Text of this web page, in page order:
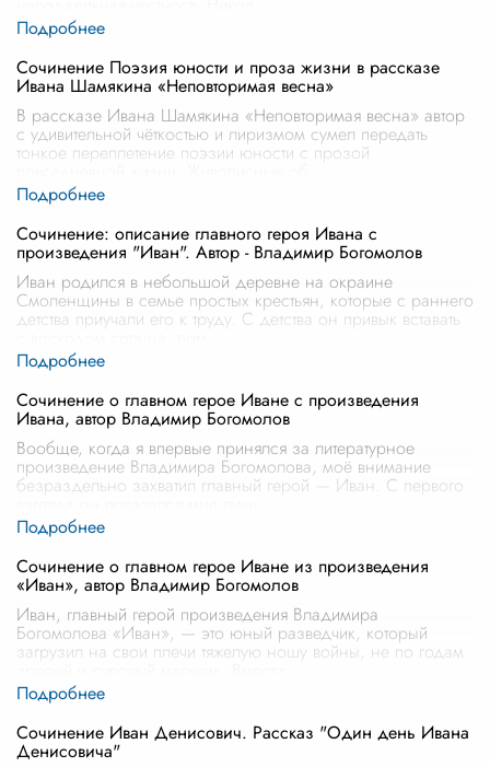
Сочинение Поэзия юности и проза жизни в рассказе
Ивана Шамякина «Неповторимая весна»
В рассказе Ивана Шамякина «Неповторимая весна» автор
с удивительной чёткостью и лиризмом сумел передать
тонкое переплетение поэзии юности с прозой
Сочинение: описание главного героя Ивана с
произведения "Иван". Автор - Владимир Богомолов
Иван родился в небольшой деревне на окраине
Смоленщины в семье простых крестьян, которые с раннего
детства приучали его к труду. С детства он привык вставать
Сочинение о главном герое Иване с произведения
Ивана, автор Владимир Богомолов
Вообще, когда я впервые принялся за литературное
произведение Владимира Богомолова, моё внимание
безраздельно захватил главный герой — Иван. С первого
Сочинение о главном герое Иване из произведения
«Иван», автор Владимир Богомолов
Иван, главный герой произведения Владимира
Богомолова «Иван», — это юный разведчик, который
загрузил на свои плечи тяжелую ношу войны, не по годам
Сочинение Иван Денисович. Рассказ "Один день Ивана
Денисовича"